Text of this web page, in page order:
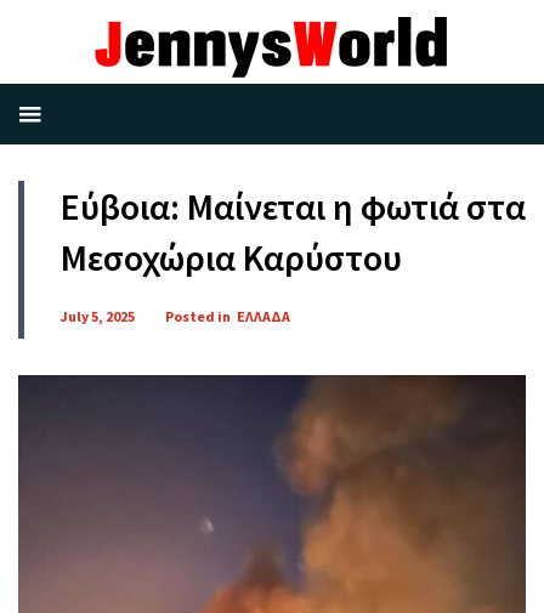
Εύβοια: Μαίνεται η φωτιά στα
Μεσοχώρια Καρύστου
July 5, 2025 Posted in ΕΛΛΑΔΑ